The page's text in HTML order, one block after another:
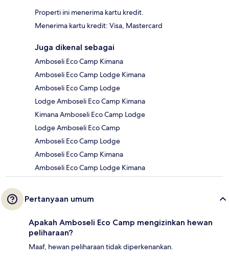
Properti ini menerima kartu kredit.
Menerima kartu kredit: Visa, Mastercard
Juga dikenal sebagai
Amboseli Eco Camp Kimana
Amboseli Eco Camp Lodge Kimana
Amboseli Eco Camp Lodge
Lodge Amboseli Eco Camp Kimana
Kimana Amboseli Eco Camp Lodge
Lodge Amboseli Eco Camp
Amboseli Eco Camp Lodge
Amboseli Eco Camp Kimana
Amboseli Eco Camp Lodge Kimana
Pertanyaan umum
Apakah Amboseli Eco Camp mengizinkan hewan
peliharaan?
Maaf, hewan peliharaan tidak diperkenankan.